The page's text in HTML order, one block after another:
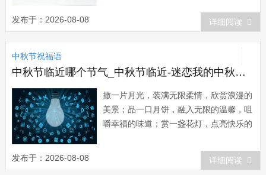
的人，他(她)也许就是你的朋友。 人生短
短几十年，不要给自己留下什么遗憾才
好。想笑的时候就笑，想哭的时候就哭，
把不尽人意，不顺心的事一次性、干干
净...
发布于：2026-08-08 详细阅读
中秋节祝福语
中秋节临近哪个节气_中秋节临近-迷恋我的中秋节祝福语吧,给你节日祝福
撒一片月光，装满无限柔情，欣赏浪漫的
美景；品一口月饼，融入无限的温馨，咀
嚼幸福的味道；赏一盏花灯，点亮快乐的
节，愿好运将你萦绕，一生紧随幸福的步
调！中秋节快乐！ 送则谜语你猜猜：
发布于：2026-08-08 详细阅读